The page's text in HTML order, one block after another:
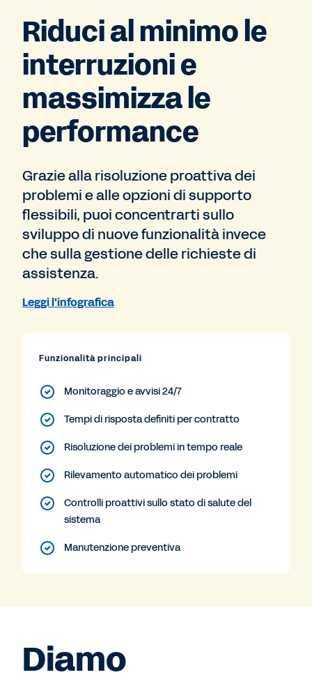
Riduci al minimo le
interruzioni e
massimizza le
performance
Grazie alla risoluzione proattiva dei
problemi e alle opzioni di supporto
flessibili, puoi concentrarti sullo
sviluppo di nuove funzionalità invece
che sulla gestione delle richieste di
assistenza.
Leggi l'infografica
Funzionalità principali
Monitoraggio e avvisi 24/7
Tempi di risposta definiti per contratto
Risoluzione dei problemi in tempo reale
Rilevamento automatico dei problemi
Controlli proattivi sullo stato di salute del
sistema
Manutenzione preventiva
Diamo